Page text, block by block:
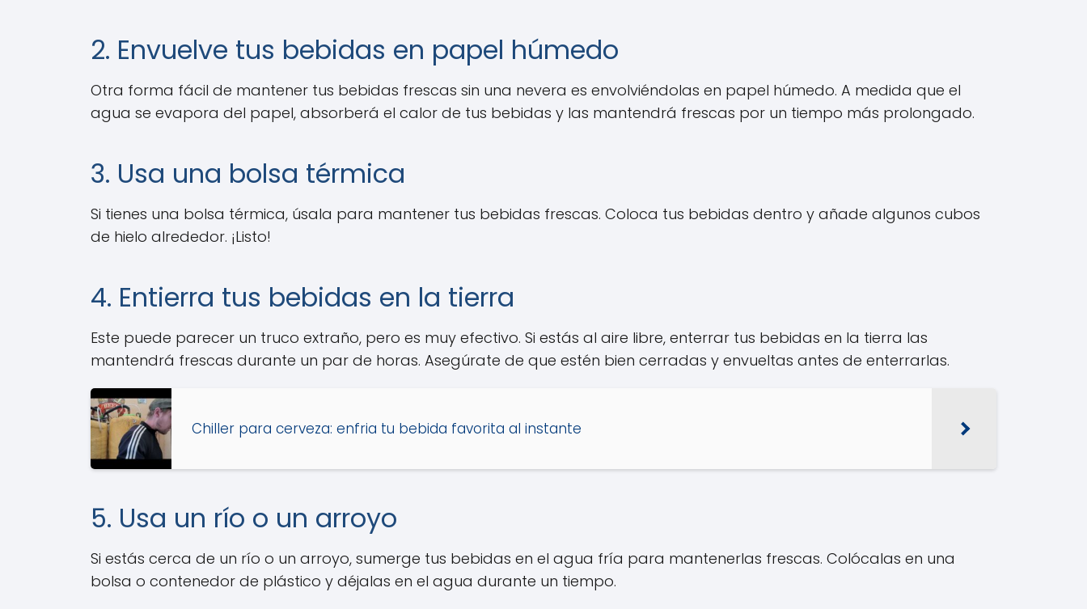
2. Envuelve tus bebidas en papel húmedo
Otra forma fácil de mantener tus bebidas frescas sin una nevera es envolviéndolas en papel húmedo. A medida que el
agua se evapora del papel, absorberá el calor de tus bebidas y las mantendrá frescas por un tiempo más prolongado.
3. Usa una bolsa térmica
Si tienes una bolsa térmica, úsala para mantener tus bebidas frescas. Coloca tus bebidas dentro y añade algunos cubos
de hielo alrededor. ¡Listo!
4. Entierra tus bebidas en la tierra
Este puede parecer un truco extraño, pero es muy efectivo. Si estás al aire libre, enterrar tus bebidas en la tierra las
mantendrá frescas durante un par de horas. Asegúrate de que estén bien cerradas y envueltas antes de enterrarlas.
Chiller para cerveza: enfria tu bebida favorita al instante
5. Usa un río o un arroyo
Si estás cerca de un río o un arroyo, sumerge tus bebidas en el agua fría para mantenerlas frescas. Colócalas en una
bolsa o contenedor de plástico y déjalas en el agua durante un tiempo.